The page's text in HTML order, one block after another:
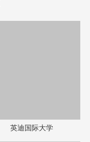
英迪国际大学